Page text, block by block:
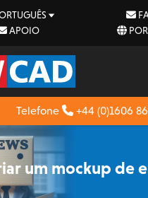
APOIO
Telefone +44 (0)1606
um mockup de